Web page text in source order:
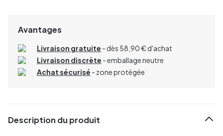
Avantages
Livraison gratuite - dès 58,90 € d'achat
Livraison discrète - emballage neutre
Achat sécurisé - zone protégée
Description du produit